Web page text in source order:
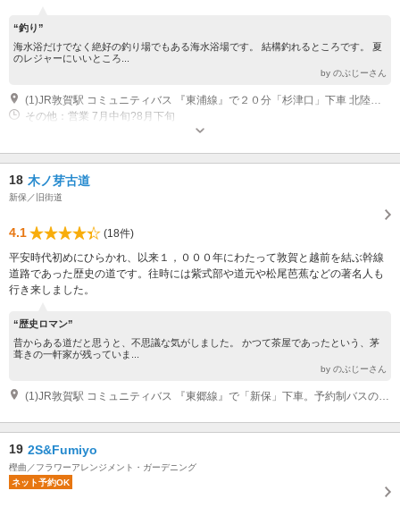
“釣り”
海水浴だけでなく絶好の釣り場でもある海水浴場です。 結構釣れるところです。 夏
のレジャーにいいところ...
by のぶじーさん
その他：営業 7月中旬?8月下旬
18 木ノ芽古道
新保／旧街道
4.1
(18件)
平安時代初めにひらかれ、以来１，０００年にわたって敦賀と越前を結ぶ幹線
道路であった歴史の道です。往時には紫式部や道元や松尾芭蕉などの著名人も
行き来しました。
“歴史ロマン”
昔からある道だと思うと、不思議な気がしました。 かつて茶屋であったという、茅
葺きの一軒家が残っていま...
by のぶじーさん
(1)JR敦賀駅 コミュニティバス 『東郷線』で「新保」下車。予約制バスのため事前予約が必要です。予約専用電話番号 ０１２０-５３-１９４０（毎日 午前７時から午後６時 発車時刻の１週間前から１時間前までに電話してください。） 北陸自動車道・敦賀IC 車 25分
19 2S&Fumiyo
樫曲／フラワーアレンジメント・ガーデニング
ネット予約OK